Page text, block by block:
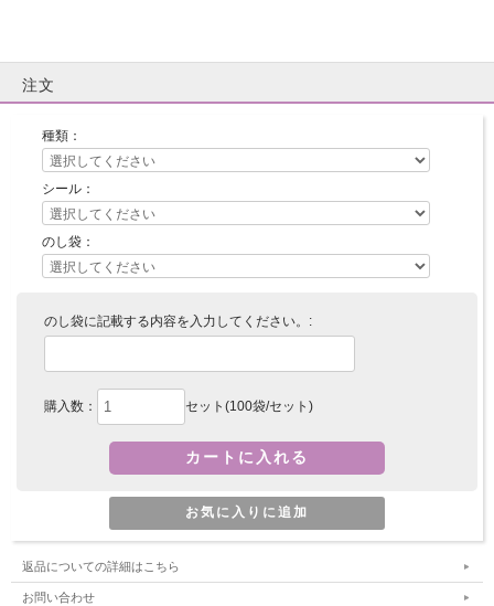
注文
種類：
シール：
のし袋：
のし袋に記載する内容を入力してください。:
購入数： セット(100袋/セット)
返品についての詳細はこちら
お問い合わせ